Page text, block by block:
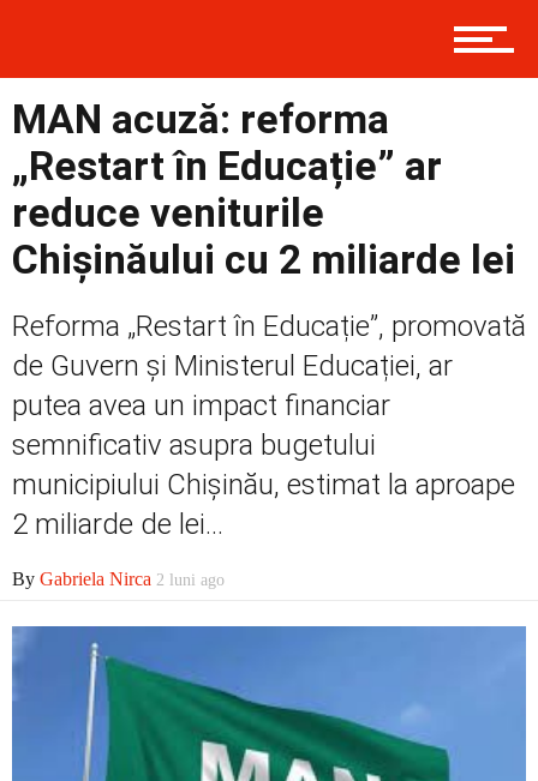
Prima
Politică
Externe
Social
MAN acuză: reforma
„Restart în Educație” ar
reduce veniturile
Chișinăului cu 2 miliarde lei
Reforma „Restart în Educație”, promovată
de Guvern și Ministerul Educației, ar
putea avea un impact financiar
semnificativ asupra bugetului
municipiului Chișinău, estimat la aproape
2 miliarde de lei...
By Gabriela Nirca 2 luni ago